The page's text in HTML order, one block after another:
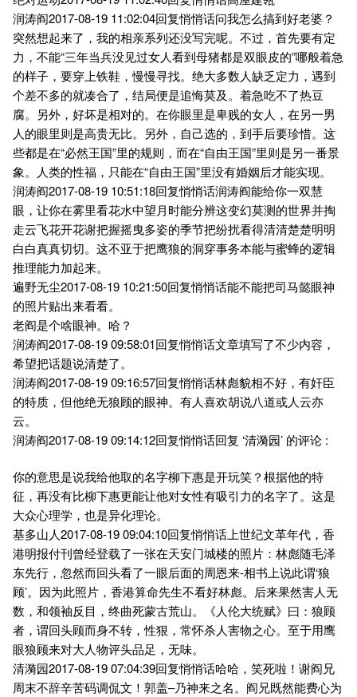
润涛阎2017-08-19 11:02:04回复悄悄话问我怎么搞到好老婆？
突然想起来了，我的相亲系列还没写完呢。不过，首先要有定
力，不能“三年当兵没见过女人看到母猪都是双眼皮的”哪般着急
的样子，要穿上铁鞋，慢慢寻找。绝大多数人缺乏定力，遇到
个差不多的就凑合了，结局便是追悔莫及。着急吃不了热豆
腐。另外，好坏是相对的。在你眼里是卑贱的女人，在另一男
人的眼里则是高贵无比。另外，自己选的，到手后要珍惜。这
些都是在“必然王国”里的规则，而在“自由王国”里则是另一番景
象。人类的性福，只能在“自由王国”里没有婚姻后才能实现。
润涛阎2017-08-19 10:51:18回复悄悄话润涛阎能给你一双慧
眼，让你在雾里看花水中望月时能分辨这变幻莫测的世界并掏
走云飞花开花谢把握摇曳多姿的季节把纷扰看得清清楚楚明明
白白真真切切。这不亚于把鹰狼的洞穿事务本能与蜜蜂的逻辑
推理能力加起来。
遍野无尘2017-08-19 10:21:50回复悄悄话能不能把司马懿眼神
的照片贴出来看看。
老阎是个啥眼神。哈？
润涛阎2017-08-19 09:58:01回复悄悄话文章填写了不少内容，
希望把话题说清楚了。
润涛阎2017-08-19 09:16:57回复悄悄话林彪貌相不好，有奸臣
的特质，但他绝无狼顾的眼神。有人喜欢胡说八道或人云亦
云。
润涛阎2017-08-19 09:14:12回复悄悄话回复 ‘清漪园’ 的评论 :
你的意思是说我给他取的名字柳下惠是开玩笑？根据他的特
征，再没有比柳下惠更能让他对女性有吸引力的名字了。这是
大众心理学，也是异化理论。
基多山人2017-08-19 09:04:10回复悄悄话上世纪文革年代，香
港明报付刊曾经登载了一张在天安门城楼的照片：林彪随毛泽
东先行，忽然而回头看了一眼后面的周恩来-相书上说此谓‘狼
顾’。因为此照片，香港算命先生不看好林彪。后来果然害人无
数，和领袖反目，终曲死蒙古荒山。《人伦大统赋》曰：狼顾
者，谓回头顾而身不转，性狠，常怀杀人害物之心。至于用鹰
眼狼顾来对大人物评头品足，无味。
清漪园2017-08-19 07:04:39回复悄悄话哈哈，笑死啦！谢阎兄
周末不辞辛苦码调侃文！郭盖–乃神来之名。阎兄既然能费心为